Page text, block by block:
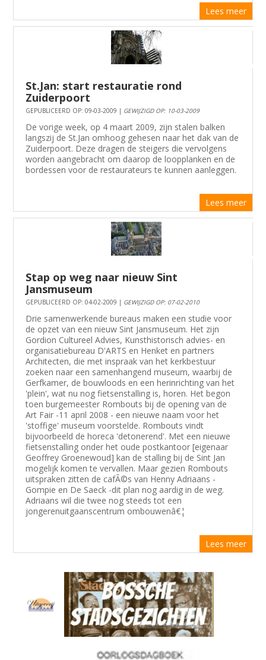
Lees meer
St.Jan: start restauratie rond
Zuiderpoort
GEPUBLICEERD OP: 09-03-2009 | GEWIJZIGD OP: 10-03-2009
De vorige week, op 4 maart 2009, zijn stalen balken
langszij de St.Jan omhoog gehesen naar het dak van de
Zuiderpoort. Deze dragen de steigers die vervolgens
worden aangebracht om daarop de loopplanken en de
bordessen voor de restaurateurs te kunnen aanleggen.
Lees meer
Stap op weg naar nieuw Sint
Jansmuseum
GEPUBLICEERD OP: 04-02-2009 | GEWIJZIGD OP: 07-02-2010
Drie samenwerkende bureaus maken een studie voor
de opzet van een nieuw Sint Jansmuseum. Het zijn
Gordion Cultureel Advies, Kunsthistorisch advies- en
organisatiebureau D'ARTS en Henket en partners
Architecten, die met inspraak van het kerkbestuur
zoeken naar een samenhangend museum, waarbij de
Gerfkamer, de bouwloods en een herinrichting van het
'plein', wat nu nog fietsenstalling is, horen. Het begon
toen burgemeester Rombouts bij de opening van de
Art Fair -11 april 2008 - een nieuwe naam voor het
'stoffige' museum voorstelde. Rombouts vindt
bijvoorbeeld de horeca 'detonerend'. Met een nieuwe
fietsenstalling onder het oude postkantoor [eigenaar
Geoffrey Groenewoud] kan de stalling bij de Sint Jan
mogelijk komen te vervallen. Maar gezien Rombouts
uitspraken zitten de cafÃ©s van Henny Adriaans -
Gompie en De Saeck -dit plan nog aardig in de weg.
Adriaans wil die twee nog steeds tot een
jongerenuitgaanscentrum ombouwenâ€¦
Lees meer